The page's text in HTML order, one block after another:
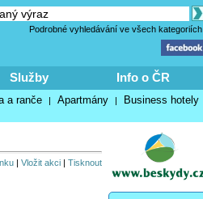
Podrobné vyhledávání ve všech kategoriích
Služby Info o ČR
a ranče | Apartmány | Business hotely
| Vložit akci| Tisknout